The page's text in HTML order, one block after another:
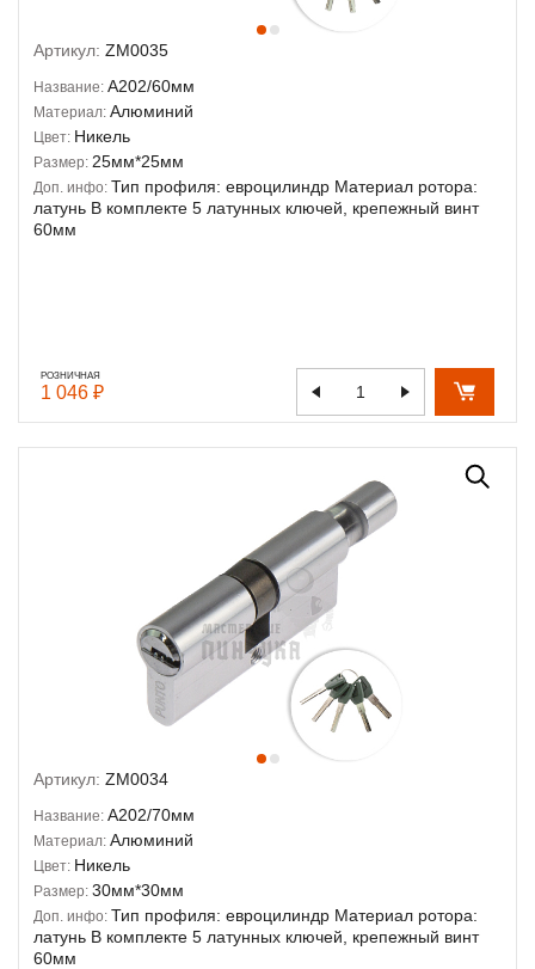
Артикул: ZM0035
Название: A202/60мм
Материал: Алюминий
Цвет: Никель
Размер: 25мм*25мм
Доп. инфо: Тип профиля: евроцилиндр Материал ротора:
латунь В комплекте 5 латунных ключей, крепежный винт
60мм
РОЗНИЧНАЯ
1 046 ₽
Артикул: ZM0034
Название: A202/70мм
Материал: Алюминий
Цвет: Никель
Размер: 30мм*30мм
Доп. инфо: Тип профиля: евроцилиндр Материал ротора:
латунь В комплекте 5 латунных ключей, крепежный винт
60мм